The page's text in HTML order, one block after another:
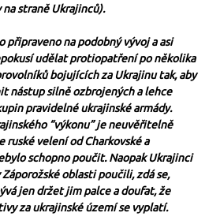
straně Ukrajinců).
připraveno na podobný vývoj a asi
udělat protiopatření po několika
bojujících za Ukrajinu tak, aby
nástup silně ozbrojených a lehce
pravidelné ukrajinské armády.
“výkonu” je neuvěřitelně
ruské velení od Charkovské a
schopno poučit. Naopak Ukrajinci
oblasti poučili, zdá se,
jen držet jim palce a doufat, že
za ukrajinské území se vyplatí.